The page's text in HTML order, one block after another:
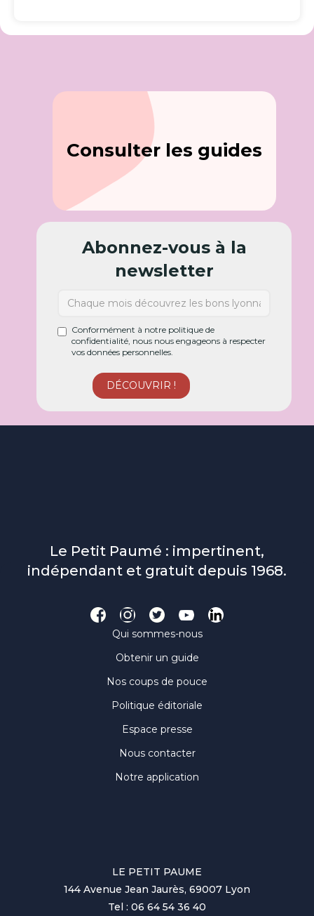
Consulter les guides
Abonnez-vous à la
newsletter
Conformément à notre politique de
confidentialité, nous nous engageons à respecter
vos données personnelles.
Le Petit Paumé : impertinent,
indépendant et gratuit depuis 1968.
Qui sommes-nous
Obtenir un guide
Nos coups de pouce
Politique éditoriale
Espace presse
Nous contacter
Notre application
LE PETIT PAUME
144 Avenue Jean Jaurès, 69007 Lyon
Tel : 06 64 54 36 40